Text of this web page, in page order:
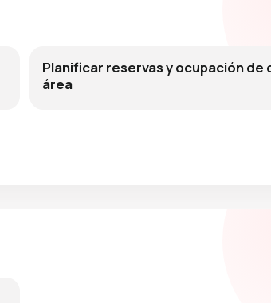
Planificar reservas y ocupación de
área